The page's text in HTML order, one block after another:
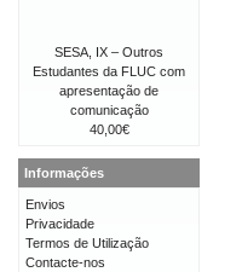
SESA, IX – Outros
Estudantes da FLUC com
apresentação de
comunicação
40,00€
Informações
Envios
Privacidade
Termos de Utilização
Contacte-nos